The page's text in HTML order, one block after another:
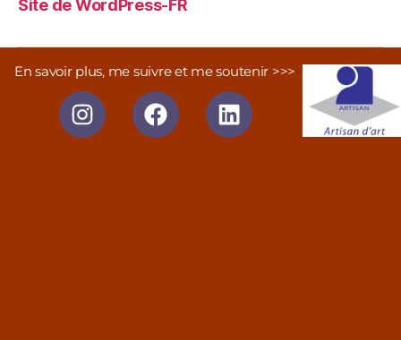
Site de WordPress-FR
En savoir plus, me suivre et me soutenir >>>